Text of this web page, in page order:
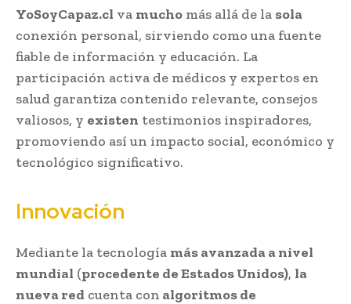
YoSoyCapaz.cl va mucho más allá de la sola
conexión personal, sirviendo como una fuente
fiable de información y educación. La
participación activa de médicos y expertos en
salud garantiza contenido relevante, consejos
valiosos, y existen testimonios inspiradores,
promoviendo así un impacto social, económico y
tecnológico significativo.
Innovación
Mediante la tecnología más avanzada a nivel
mundial (procedente de Estados Unidos), la
nueva red cuenta con algoritmos de